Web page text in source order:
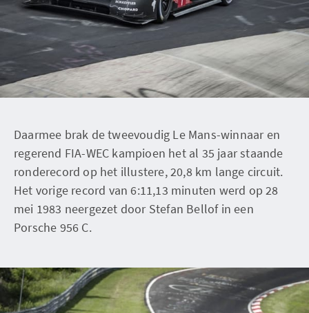
Daarmee brak de tweevoudig Le Mans-winnaar en
regerend FIA-WEC kampioen het al 35 jaar staande
ronderecord op het illustere, 20,8 km lange circuit.
Het vorige record van 6:11,13 minuten werd op 28
mei 1983 neergezet door Stefan Bellof in een
Porsche 956 C.